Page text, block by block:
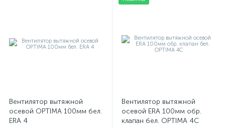
Вентилятор вытяжной
осевой OPTIMA 100мм бел.
ERA 4
Вентилятор вытяжной
осевой ERA 100мм обр.
клапан бел. OPTIMA 4C